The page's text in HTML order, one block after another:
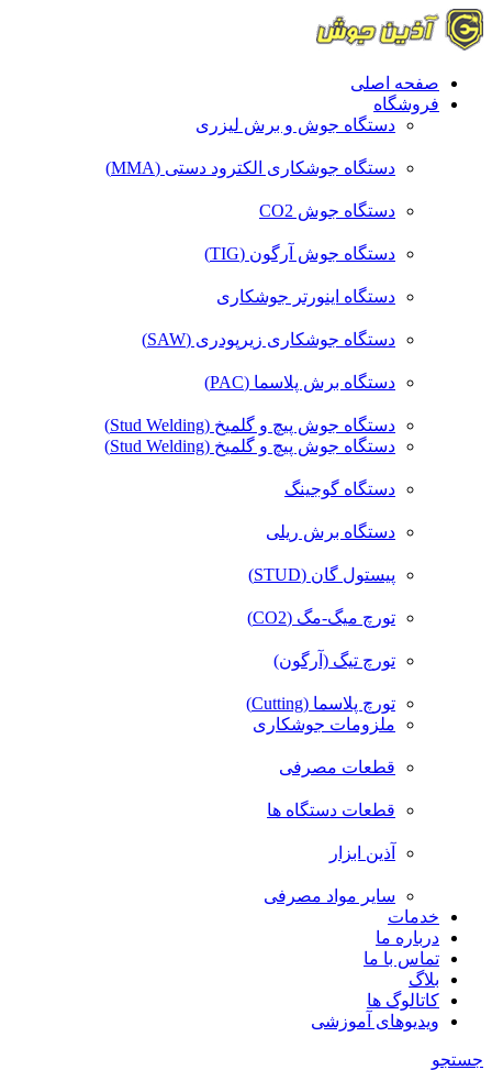
صفحه اصلی
فروشگاه
دستگاه جوش و برش لیزری
دستگاه جوشکاری الکترود دستی (MMA)
دستگاه جوش CO2
دستگاه جوش آرگون (TIG)
دستگاه اینورتر جوشکاری
دستگاه جوشکاری زیرپودری (SAW)
دستگاه برش پلاسما (PAC)
دستگاه جوش پیچ و گلمیخ (Stud Welding)
دستگاه جوش پیچ و گلمیخ (Stud Welding)
دستگاه گوجینگ
دستگاه برش ریلی
پیستول گان (STUD)
تورچ میگ-مگ (CO2)
تورچ تیگ (آرگون)
تورچ پلاسما (Cutting)
ملزومات جوشکاری
قطعات مصرفی
قطعات دستگاه ها
آذین ابزار
سایر مواد مصرفی
خدمات
درباره ما
تماس با ما
بلاگ
کاتالوگ ها
ویدیوهای آموزشی
جستجو